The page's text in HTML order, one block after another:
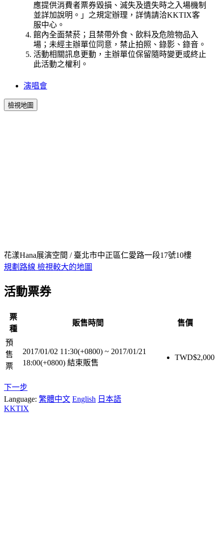
應提供消費者票券毀損、滅失及遺失時之入場機制
並詳加說明。」之規定辦理，詳情請洽KKTIX客
服中心。
館內全面禁菸；且禁帶外食、飲料及危險物品入
場；未經主辦單位同意，禁止拍照、錄影、錄音。
活動相關訊息更動，主辦單位保留隨時變更或終止
此活動之權利。
演唱會
檢視地圖
花漾Hana展演空間 / 臺北市中正區仁愛路一段17號10樓
規劃路線 檢視較大的地圖
活動票券
票
種
販售時間 售價
預
售
票
2017/01/02 11:30(+0800) ~ 2017/01/21
18:00(+0800) 結束販售
TWD$2,000
下一步
Language: 繁體中文 English 日本語
KKTIX